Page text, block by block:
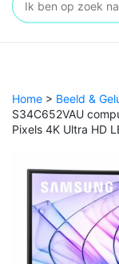
Home > Beeld &
S34C652VAU
Pixels 4K Ultra HD